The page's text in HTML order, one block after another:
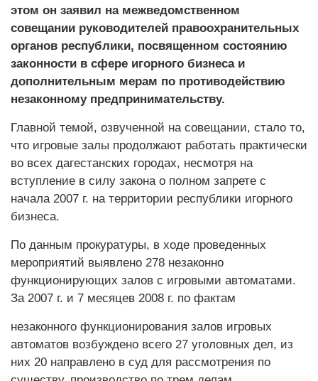
этом он заявил на межведомственном
совещании руководителей правоохранительных
органов республики, посвященном состоянию
законности в сфере игорного бизнеса и
дополнительным мерам по противодействию
незаконному предпринимательству.
Главной темой, озвученной на совещании, стало то,
что игровые залы продолжают работать практически
во всех дагестанских городах, несмотря на
вступление в силу закона о полном запрете с
начала 2007 г. на территории республики игорного
бизнеса.
По данным прокуратуры, в ходе проведенных
мероприятий выявлено 278 незаконно
функционирующих залов с игровыми автоматами.
За 2007 г. и 7 месяцев 2008 г. по фактам
незаконного функционирования залов игровых
автоматов возбуждено всего 27 уголовных дел, из
них 20 направлено в суд для рассмотрения по